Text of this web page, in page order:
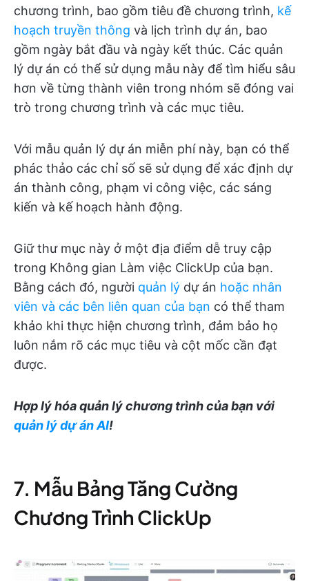
chương trình, bao gồm tiêu đề chương trình, kế
hoạch truyền thông và lịch trình dự án, bao
gồm ngày bắt đầu và ngày kết thúc. Các quản
lý dự án có thể sử dụng mẫu này để tìm hiểu sâu
hơn về từng thành viên trong nhóm sẽ đóng vai
trò trong chương trình và các mục tiêu.
Với mẫu quản lý dự án miễn phí này, bạn có thể
phác thảo các chỉ số sẽ sử dụng để xác định dự
án thành công, phạm vi công việc, các sáng
kiến và kế hoạch hành động.
Giữ thư mục này ở một địa điểm dễ truy cập
trong Không gian Làm việc ClickUp của bạn.
Bằng cách đó, người quản lý dự án hoặc nhân
viên và các bên liên quan của bạn có thể tham
khảo khi thực hiện chương trình, đảm bảo họ
luôn nắm rõ các mục tiêu và cột mốc cần đạt
được.
Hợp lý hóa quản lý chương trình của bạn với
quản lý dự án AI!
7. Mẫu Bảng Tăng Cường
Chương Trình ClickUp